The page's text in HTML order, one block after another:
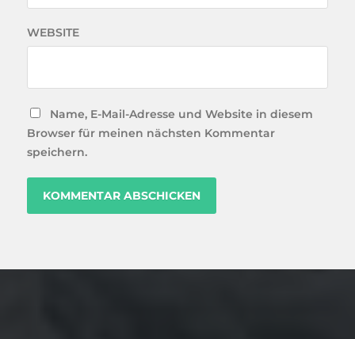
WEBSITE
Name, E-Mail-Adresse und Website in diesem
Browser für meinen nächsten Kommentar
speichern.